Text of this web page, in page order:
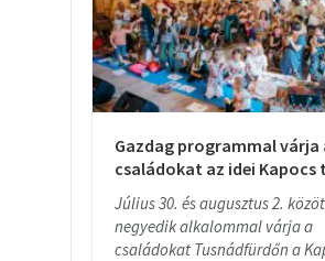
Gazdag programmal várja
családokat az idei Kapocs
Július 30. és augusztus 2.
negyedik alkalommal várja a
családokat Tusnádfürdőn a